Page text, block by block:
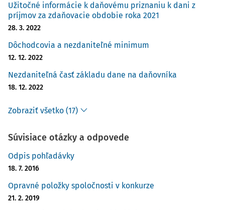
Užitočné informácie k daňovému priznaniu k dani z
príjmov za zdaňovacie obdobie roka 2021
28. 3. 2022
Dôchodcovia a nezdaniteľné minimum
12. 12. 2022
Nezdaniteľná časť základu dane na daňovníka
18. 12. 2022
Zobraziť všetko (17)
Súvisiace otázky a odpovede
Odpis pohľadávky
18. 7. 2016
Opravné položky spoločnosti v konkurze
21. 2. 2019